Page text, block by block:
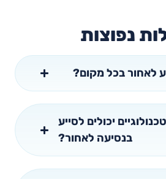
נפוצות
לאחור בכל מקום?
יכולים לסייע
בנסיעה לאחור?